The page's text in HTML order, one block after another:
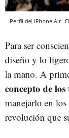
Perfil del iPhone Air
Para ser
diseño y lo
la mano. A
concepto de
manejarlo en
revolución que